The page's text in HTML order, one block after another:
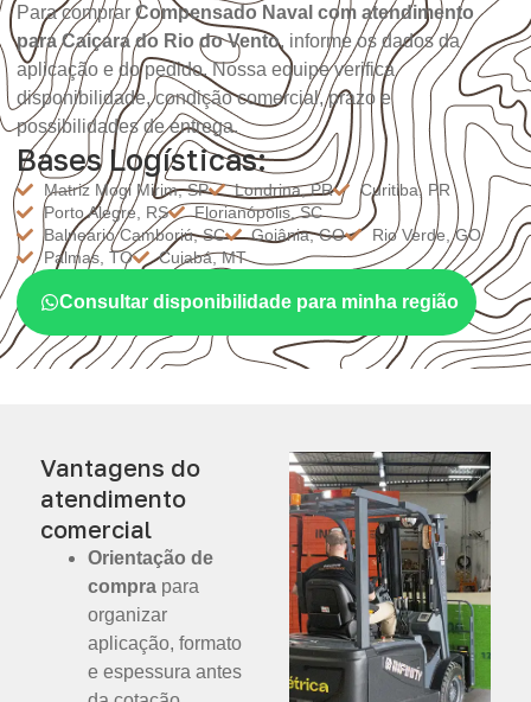
Para comprar Compensado Naval com atendimento
para Caiçara do Rio do Vento, informe os dados da
aplicação e do pedido. Nossa equipe verifica
disponibilidade, condição comercial, prazo e
possibilidades de entrega.
Bases Logísticas:
Matriz Mogi Mirim, SP Londrina, PR
Curitiba, PR
Porto Alegre, RS
Florianópolis, SC
Balneário Camboriú, SC
Goiânia, GO
Rio Verde, GO
Palmas, TO
Cuiabá, MT
Consultar disponibilidade para minha região
Vantagens do
atendimento
comercial
Orientação de
compra para
organizar
aplicação, formato
e espessura antes